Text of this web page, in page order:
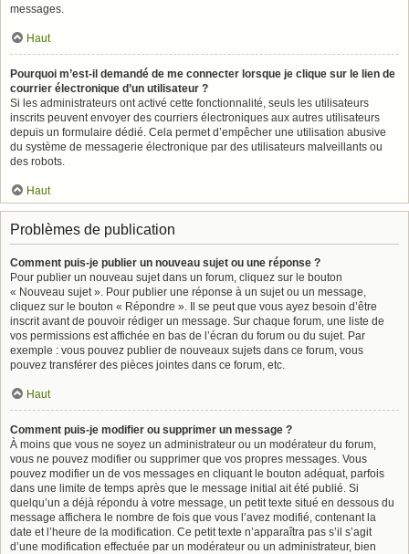
messages.
Haut
Pourquoi m’est-il demandé de me connecter lorsque je clique sur le lien de
courrier électronique d’un utilisateur ?
Si les administrateurs ont activé cette fonctionnalité, seuls les utilisateurs
inscrits peuvent envoyer des courriers électroniques aux autres utilisateurs
depuis un formulaire dédié. Cela permet d’empêcher une utilisation abusive
du système de messagerie électronique par des utilisateurs malveillants ou
des robots.
Haut
Problèmes de publication
Comment puis-je publier un nouveau sujet ou une réponse ?
Pour publier un nouveau sujet dans un forum, cliquez sur le bouton
« Nouveau sujet ». Pour publier une réponse à un sujet ou un message,
cliquez sur le bouton « Répondre ». Il se peut que vous ayez besoin d’être
inscrit avant de pouvoir rédiger un message. Sur chaque forum, une liste de
vos permissions est affichée en bas de l’écran du forum ou du sujet. Par
exemple : vous pouvez publier de nouveaux sujets dans ce forum, vous
pouvez transférer des pièces jointes dans ce forum, etc.
Haut
Comment puis-je modifier ou supprimer un message ?
À moins que vous ne soyez un administrateur ou un modérateur du forum,
vous ne pouvez modifier ou supprimer que vos propres messages. Vous
pouvez modifier un de vos messages en cliquant le bouton adéquat, parfois
dans une limite de temps après que le message initial ait été publié. Si
quelqu’un a déjà répondu à votre message, un petit texte situé en dessous du
message affichera le nombre de fois que vous l’avez modifié, contenant la
date et l’heure de la modification. Ce petit texte n’apparaîtra pas s’il s’agit
d’une modification effectuée par un modérateur ou un administrateur, bien